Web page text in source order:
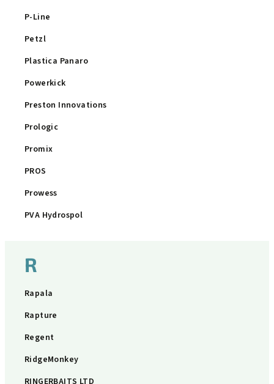
P-Line
Petzl
Plastica Panaro
Powerkick
Preston Innovations
Prologic
Promix
PROS
Prowess
PVA Hydrospol
R
Rapala
Rapture
Regent
RidgeMonkey
RINGERBAITS LTD